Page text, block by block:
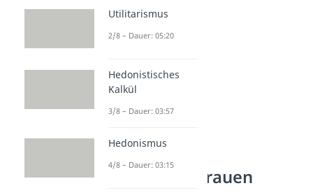
Warum ist Vertrauen
Utilitarismus
2/8 – Dauer: 05:20
Hedonistisches
Kalkül
3/8 – Dauer: 03:57
Hedonismus
4/8 – Dauer: 03:15